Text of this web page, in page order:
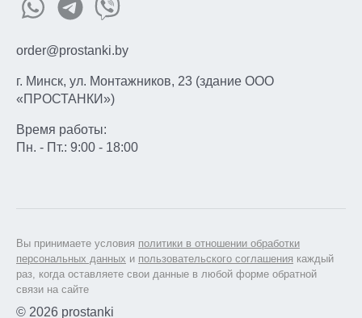
order@prostanki.by
г. Минск, ул. Монтажников, 23 (здание ООО
«ПРОСТАНКИ»)
Время работы:
Пн. - Пт.: 9:00 - 18:00
Вы принимаете условия политики в отношении обработки
персональных данных и пользовательского соглашения каждый
раз, когда оставляете свои данные в любой форме обратной
связи на сайте
© 2026 prostanki